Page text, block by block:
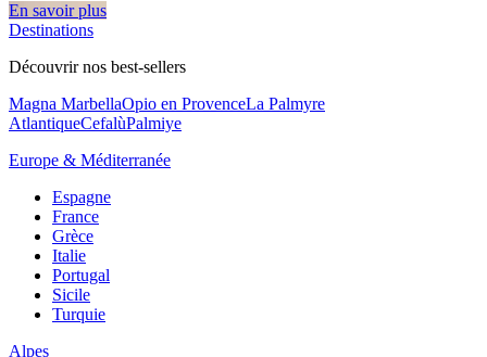
En savoir plus
Destinations
Découvrir nos best-sellers
Magna MarbellaOpio en ProvenceLa Palmyre
AtlantiqueCefalùPalmiye
Europe & Méditerranée
Espagne
France
Grèce
Italie
Portugal
Sicile
Turquie
Alpes